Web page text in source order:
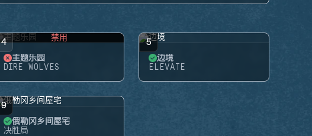
4 禁用
主题乐园
DIRE WOLVES
5
边境
ELEVATE
9
俄勒冈乡间屋宅
决胜局